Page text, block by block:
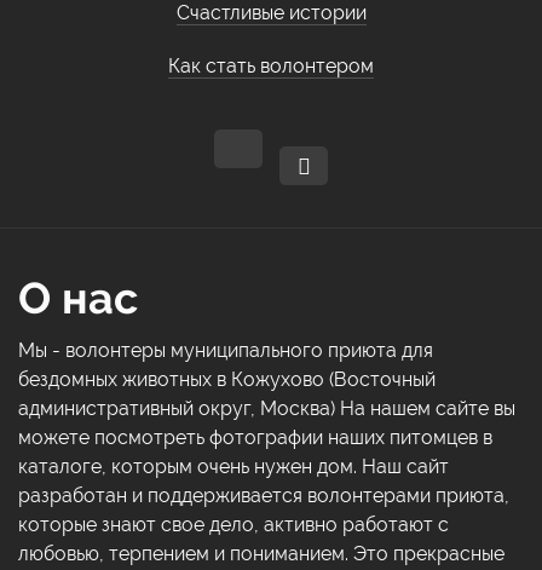
Счастливые истории
Как стать волонтером
О нас
Мы - волонтеры муниципального приюта для
бездомных животных в Кожухово (Восточный
административный округ, Москва) На нашем сайте вы
можете посмотреть фотографии наших питомцев в
каталоге, которым очень нужен дом. Наш сайт
разработан и поддерживается волонтерами приюта,
которые знают свое дело, активно работают с
любовью, терпением и пониманием. Это прекрасные